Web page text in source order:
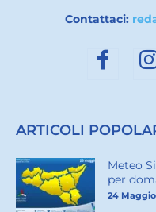
Contattaci:
ARTICOLI
Meteo
per
24